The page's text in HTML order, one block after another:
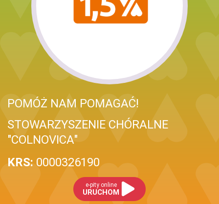
POMÓŻ NAM POMAGAĆ!
STOWARZYSZENIE CHÓRALNE
"COLNOVICA"
KRS: 0000326190
e-pity online
URUCHOM